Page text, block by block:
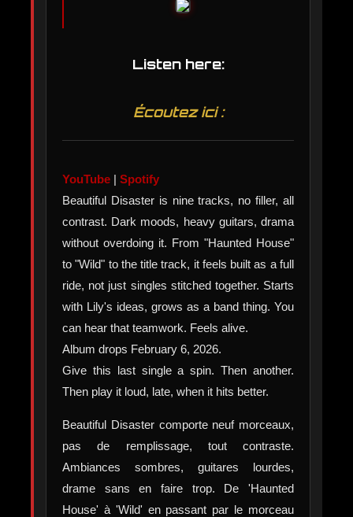
Listen here:
Écoutez ici :
YouTube | Spotify
Beautiful Disaster is nine tracks, no filler, all
contrast. Dark moods, heavy guitars, drama
without overdoing it. From "Haunted House"
to "Wild" to the title track, it feels built as a full
ride, not just singles stitched together. Starts
with Lily's ideas, grows as a band thing. You
can hear that teamwork. Feels alive.
Album drops February 6, 2026.
Give this last single a spin. Then another.
Then play it loud, late, when it hits better.
Beautiful Disaster comporte neuf morceaux,
pas de remplissage, tout contraste.
Ambiances sombres, guitares lourdes,
drame sans en faire trop. De 'Haunted
House' à 'Wild' en passant par le morceau